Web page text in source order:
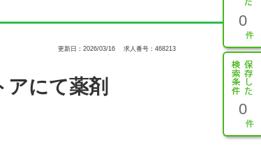
0
0
更新日：2026/03/16 求人番号：468213
にて薬剤